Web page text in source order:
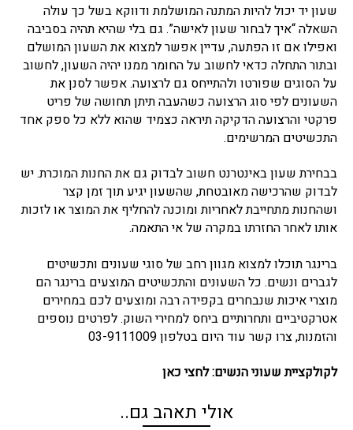
שעון יד יכול להיות המתנה המושלמת ודווקא בשל כך עולה
השאלה “איך לבחור שעון לאישה”. גם בלי שהיא תהיה בסביבה
ואפילו אם זו הפתעה, עדיין אפשר למצוא את השעון המושלם
ובתור התחלה כדאי לחשוב על החומר ממנו יהיה השעון, לחשוב
על הסוגים שפורטו ולהתייחס גם לרצועה. אפשר לסנן את
השעונים לפי סוג הרצועה כשהעבה תיתן תחושה של פריט
פרקטי והרצועה הדקיקה תיראה כצמיד שהוא ללא כל ספק אחד
התכשיטים המרשימים.
בבחירת שעון באינטרנט חשוב לבדוק גם את החנות המוכרת. יש
לבדוק שהרכישה מאובטחת, שהשעון יגיע תוך זמן קצר
ושהחנות מתחייבת לאחריות ומוכנה להחליף את המוצר או לזכות
אותו לאחר החזרתו במקרה של אי התאמה.
ברינגר תוכלו למצוא מגוון רחב של סוגי שעונים ותכשיטים
לגברים ונשים. כל השעונים והתכשיטים המוצעים ברינגר הם
מוצרי איכות שנבחרים בקפידה רבה ומוצעים לכם במחירים
אטרקטיביים ותחרותיים ביחס למחירי השוק. לפרטים נוספים
והזמנות, צרו קשר עוד היום בטלפון 03-9111009
לקולקציית שעוני הנשים:לחצי כאן